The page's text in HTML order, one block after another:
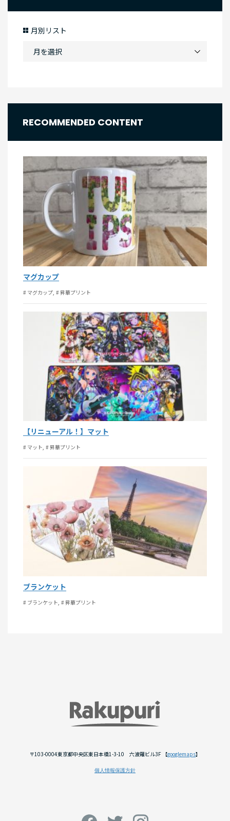
月別リスト
RECOMMENDED CONTENT
マグカップ
# マグカップ # 昇華プリント
【リニューアル！】マット
# マット # 昇華プリント
ブランケット
# ブランケット # 昇華プリント
〒103-0004東京都中央区東日本橋1-3-10 六波羅ビル3F 【googlemaps】
個人情報保護方針